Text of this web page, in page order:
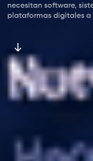
necesitan software,
plataformas digitales a